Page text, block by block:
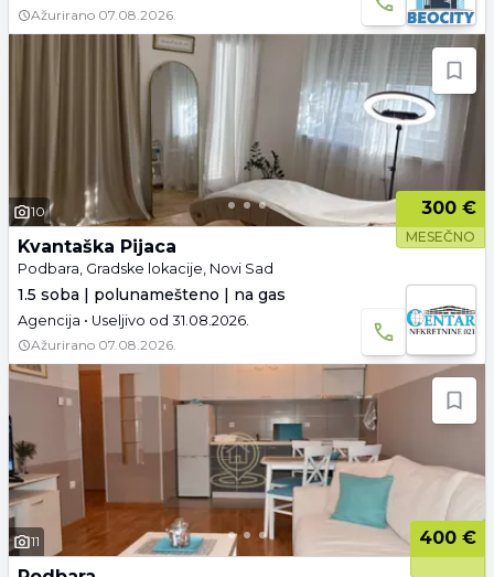
Ažurirano 07.08.2026.
10 300 €
MESEČNO
Kvantaška Pijaca
Podbara, Gradske lokacije, Novi Sad
1.5 soba | polunamešteno | na gas
Agencija • Useljivo od 31.08.2026.
Ažurirano 07.08.2026.
11
400 €